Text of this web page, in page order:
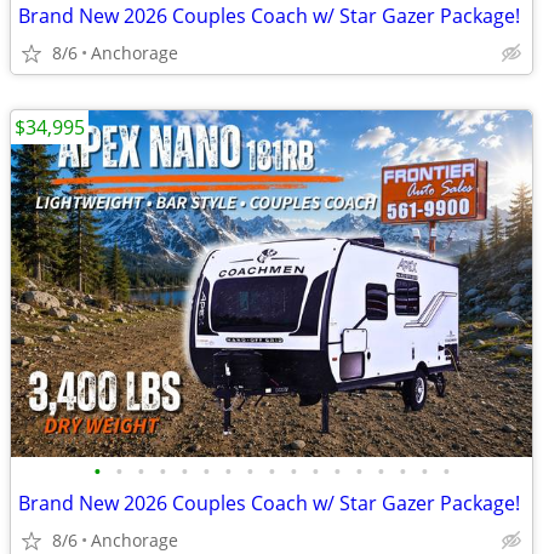
Brand New 2026 Couples Coach w/ Star Gazer Package!
8/6 Anchorage
• • • • • • • • • • • • • • • • •
Brand New 2026 Couples Coach w/ Star Gazer Package!
8/6 Anchorage
$34,995